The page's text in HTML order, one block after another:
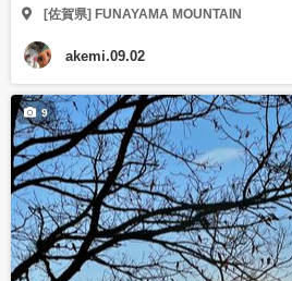
[佐賀県] FUNAYAMA MOUNTAIN
akemi.09.02
9